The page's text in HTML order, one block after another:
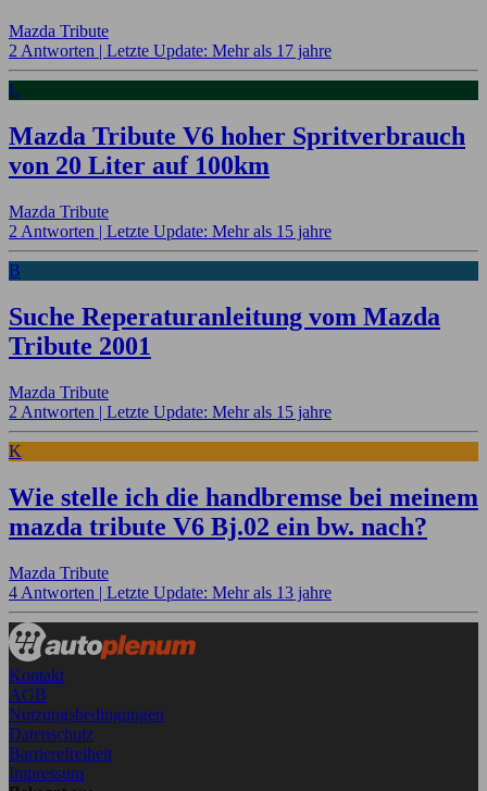
Mazda Tribute
2 Antworten | Letzte Update: Mehr als 17 jahre
L
Mazda Tribute V6 hoher Spritverbrauch
von 20 Liter auf 100km
Mazda Tribute
2 Antworten | Letzte Update: Mehr als 15 jahre
B
Suche Reperaturanleitung vom Mazda
Tribute 2001
Mazda Tribute
2 Antworten | Letzte Update: Mehr als 15 jahre
K
Wie stelle ich die handbremse bei meinem
mazda tribute V6 Bj.02 ein bw. nach?
Mazda Tribute
4 Antworten | Letzte Update: Mehr als 13 jahre
Kontakt
AGB
Nutzungsbedingungen
Datenschutz
Barrierefreiheit
Impressum